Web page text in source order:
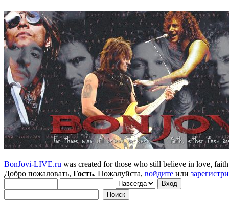
BonJovi-LIVE.ru was created for those who still believe in love,
Добро пожаловать, Гость. Пожалуйста, войдите или